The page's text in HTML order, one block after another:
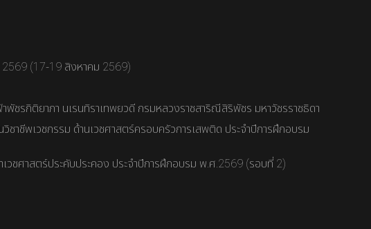
2569 (17-19 สิงหาคม 2569)
ชรกิติยาภา นเรนทิราเทพยวดี กรมหลวงราชสาริณีสิริพัชร มหาวัชรราชธิดา
าชีพเวชกรรม ด้านเวชศาสตร์ครอบครัวการเสพติด ประจำปีการฝึกอบรม
วชศาสตร์ประคับประคอง ประจำปีการฝึกอบรม พ.ศ.2569 (รอบที่ 2)